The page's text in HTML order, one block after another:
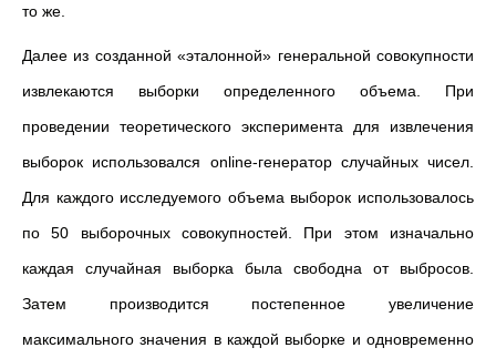
то же.
Далее из созданной «эталонной» генеральной совокупности
извлекаются выборки определенного объема. При
проведении теоретического эксперимента для извлечения
выборок использовался online-генератор случайных чисел.
Для каждого исследуемого объема выборок использовалось
по 50 выборочных совокупностей. При этом изначально
каждая случайная выборка была свободна от выбросов.
Затем производится постепенное увеличение
максимального значения в каждой выборке и одновременно